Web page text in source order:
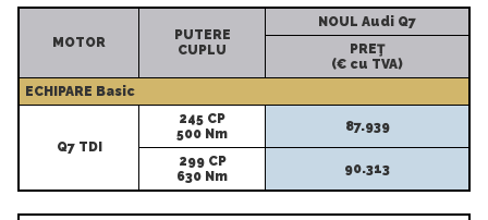
MOTOR
PUTERE
CUPLU
NOUL Audi Q7
PREŢ
(€ cu TVA)
ECHIPARE Basic
Q7 TDI
245 CP
500 Nm
87.939
299 CP
630 Nm
90.313